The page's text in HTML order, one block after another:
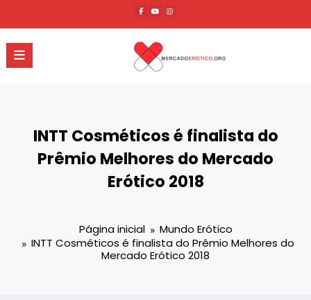
o
conteúdo
INTT Cosméticos é finalista do
Prêmio Melhores do Mercado
Erótico 2018
Página inicial
Mundo Erótico
INTT Cosméticos é finalista do Prêmio Melhores do
Mercado Erótico 2018